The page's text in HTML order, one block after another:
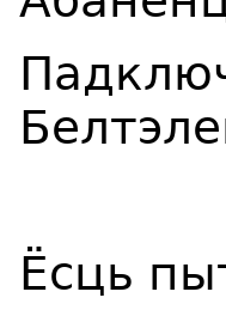
Ёсць